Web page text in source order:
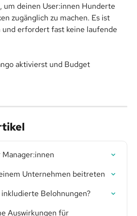
deinen User:innen Hunderte
zugänglich zu machen. Es ist
erfordert fast keine laufende
aktivierst und Budget
Unternehmen beitreten
inkludierte Belohnungen?
Auswirkungen für